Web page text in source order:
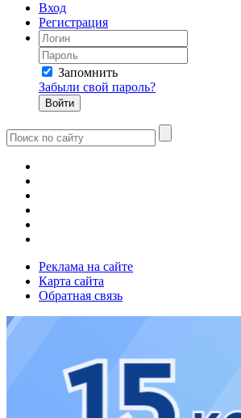
Вход
Регистрация
Запомнить
Забыли свой пароль?
Реклама на сайте
Карта сайта
Обратная связь